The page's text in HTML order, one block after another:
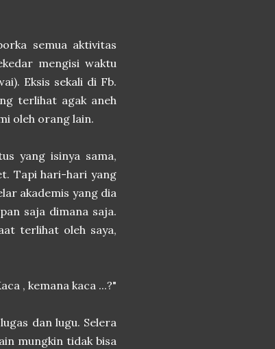
semua aktivitas
mengisi waktu
Eksis sekali di Fb.
terlihat agak aneh
oleh orang lain.
yang isinya sama,
Tapi hari-hari yang
akademis yang dia
saja dimana saja.
terlihat oleh saya,
, kemana kaca ...?"
dan lugu. Selera
mungkin tidak bisa